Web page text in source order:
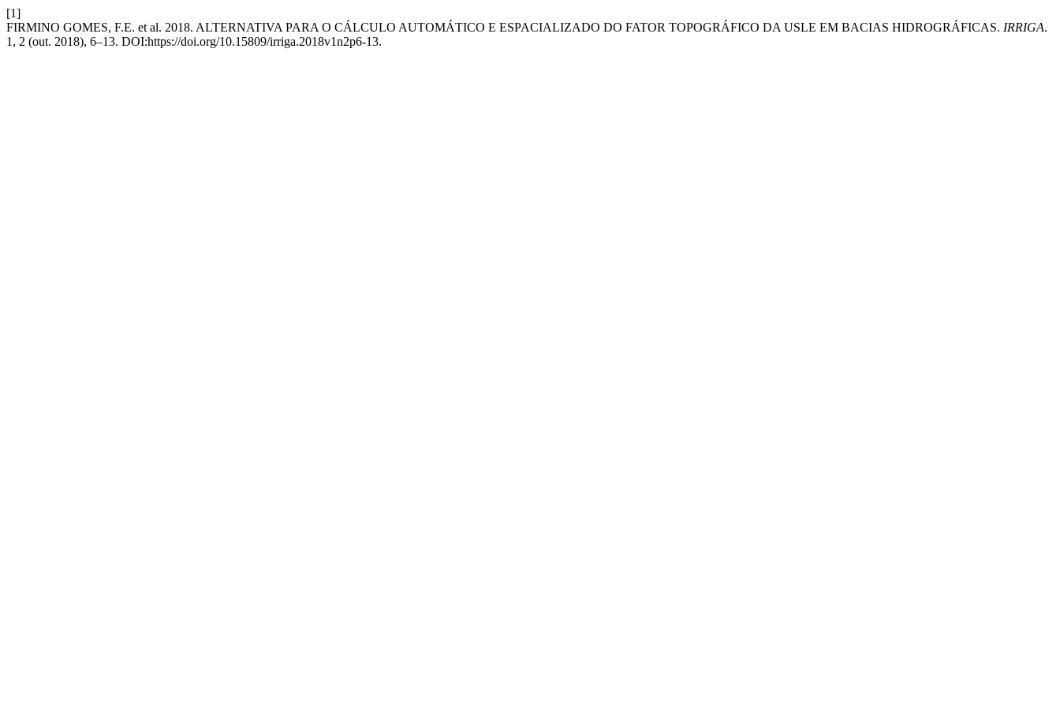
[1]
FIRMINO GOMES, F.E. et al. 2018. ALTERNATIVA PARA O CÁLCULO AUTOMÁTICO E ESPACIALIZADO DO FATOR TOPOGRÁFICO DA USLE EM BACIAS HIDROGRÁFICAS. IRRIGA.
1, 2 (out. 2018), 6–13. DOI:https://doi.org/10.15809/irriga.2018v1n2p6-13.